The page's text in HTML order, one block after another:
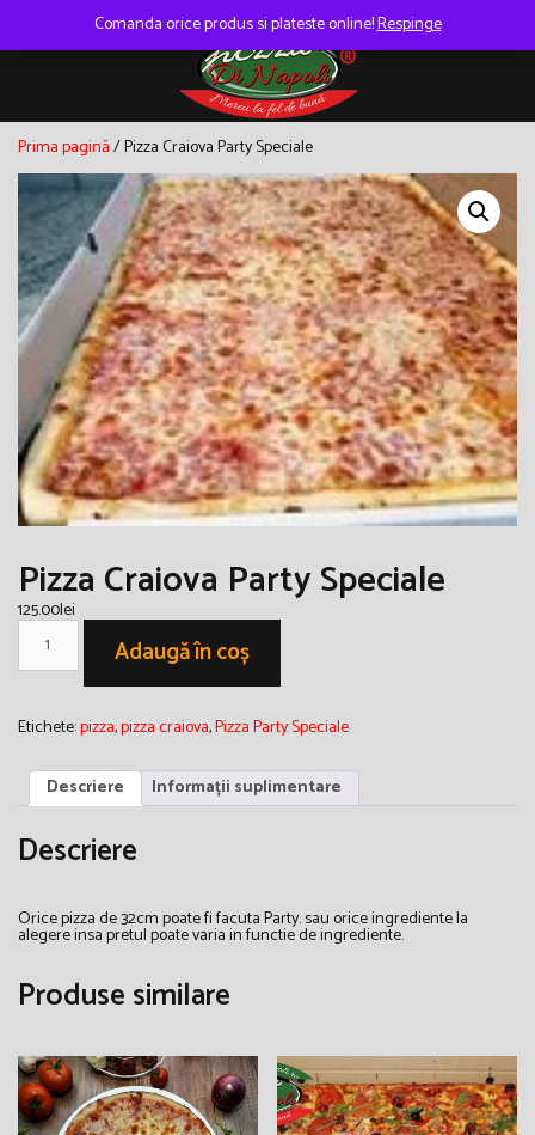
Comanda orice produs si plateste online!Respinge
Prima pagină/ Pizza Craiova Party Speciale
Pizza Craiova Party Speciale
125.00lei
Cantitate
Pizza
Party
Adaugă în coș
Etichete:pizza,pizza craiova,Pizza Party Speciale
Descriere Informații suplimentare
Descriere
Orice pizza de 32cm poate fi facuta Party. sau orice ingrediente la
alegere insa pretul poate varia in functie de ingrediente.
Produse similare